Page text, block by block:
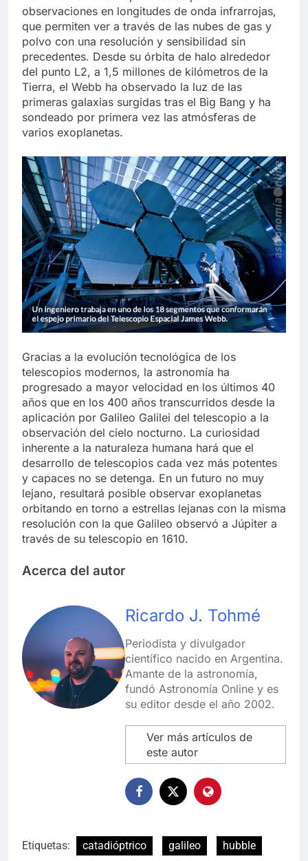
observaciones en longitudes de onda infrarrojas,
que permiten ver a través de las nubes de gas y
polvo con una resolución y sensibilidad sin
precedentes. Desde su órbita de halo alrededor
del punto L2, a 1,5 millones de kilómetros de la
Tierra, el Webb ha observado la luz de las
primeras galaxias surgidas tras el Big Bang y ha
sondeado por primera vez las atmósferas de
varios exoplanetas.
Gracias a la evolución tecnológica de los
telescopios modernos, la astronomía ha
progresado a mayor velocidad en los últimos 40
años que en los 400 años transcurridos desde la
aplicación por Galileo Galilei del telescopio a la
observación del cielo nocturno. La curiosidad
inherente a la naturaleza humana hará que el
desarrollo de telescopios cada vez más potentes
y capaces no se detenga. En un futuro no muy
lejano, resultará posible observar exoplanetas
orbitando en torno a estrellas lejanas con la misma
resolución con la que Galileo observó a Júpiter a
través de su telescopio en 1610.
Acerca del autor
Ricardo J. Tohmé
Periodista y divulgador
científico nacido en Argentina.
Amante de la astronomía,
fundó Astronomía Online y es
su editor desde el año 2002.
Ver más artículos de
este autor
Etiquetas: catadióptrico galileo
hubble